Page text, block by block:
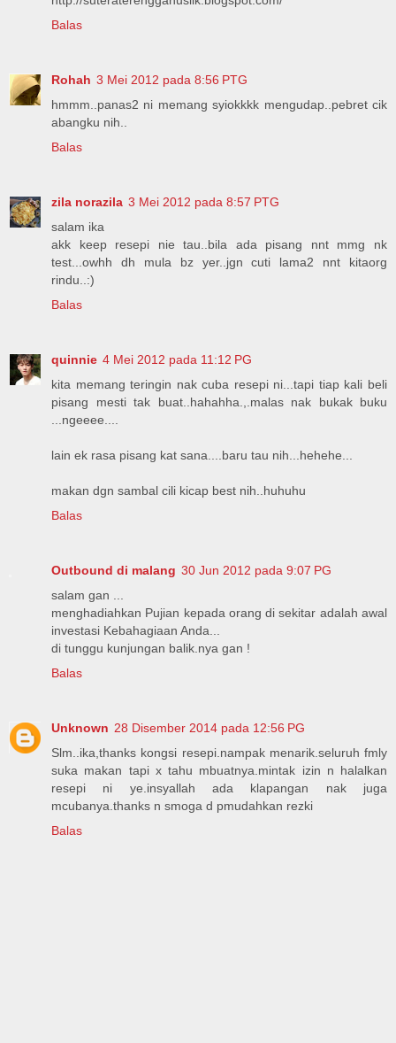
Balas
Rohah 3 Mei 2012 pada 8:56 PTG
hmmm..panas2 ni memang syiokkkk mengudap..pebret cik
abangku nih..
Balas
zila norazila 3 Mei 2012 pada 8:57 PTG
salam ika
akk keep resepi nie tau..bila ada pisang nnt mmg nk
test...owhh dh mula bz yer..jgn cuti lama2 nnt kitaorg
rindu..:)
Balas
quinnie 4 Mei 2012 pada 11:12 PG
kita memang teringin nak cuba resepi ni...tapi tiap kali beli
pisang mesti tak buat..hahahha.,.malas nak bukak buku
...ngeeee....
lain ek rasa pisang kat sana....baru tau nih...hehehe...
makan dgn sambal cili kicap best nih..huhuhu
Balas
Outbound di malang 30 Jun 2012 pada 9:07 PG
salam gan ...
menghadiahkan Pujian kepada orang di sekitar adalah awal
investasi Kebahagiaan Anda...
di tunggu kunjungan balik.nya gan !
Balas
Unknown 28 Disember 2014 pada 12:56 PG
Slm..ika,thanks kongsi resepi.nampak menarik.seluruh fmly
suka makan tapi x tahu mbuatnya.mintak izin n halalkan
resepi ni ye.insyallah ada klapangan nak juga
mcubanya.thanks n smoga d pmudahkan rezki
Balas